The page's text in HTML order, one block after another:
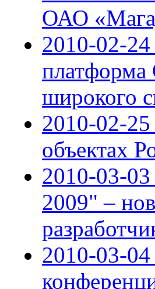
ОАО
2010-02-
платформа
широкого
2010-02-
объектах
2010-03-
2009" –
2010-03-